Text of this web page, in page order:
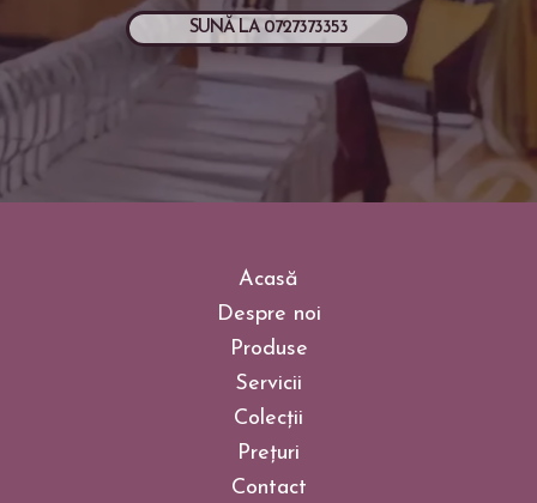
SUNĂ LA 0727373353
Acasă
Despre noi
Produse
Servicii
Colecții
Prețuri
Contact